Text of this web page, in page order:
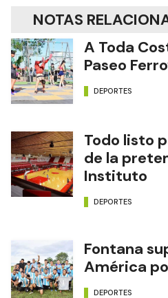
NOTAS
A Toda
Paseo
DEPORTES
Todo listo
de la
Instituto
DEPORTES
Fontana
América
DEPORTES